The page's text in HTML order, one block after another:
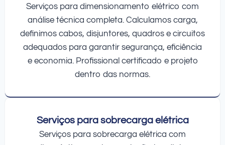
Serviços para dimensionamento elétrico com
análise técnica completa. Calculamos carga,
definimos cabos, disjuntores, quadros e circuitos
adequados para garantir segurança, eficiência
e economia. Profissional certificado e projeto
dentro das normas.
Serviços para sobrecarga elétrica
Serviços para sobrecarga elétrica com